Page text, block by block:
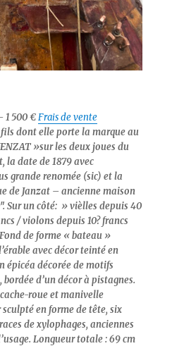
1 500 €Frais de vente
dont elle porte la marque au
»sur les deux joues du
la date de 1879 avec
grande renomée (sic) et la
de Janzat – ancienne maison
Sur un côté: » vièlles depuis 40
/ violons depuis 10? francs
de forme « bateau »
avec décor teinté en
épicéa décorée de motifs
d’un décor à pistagnes.
roue et manivelle
en forme de tête, six
de xylophages, anciennes
Longueur totale : 69 cm